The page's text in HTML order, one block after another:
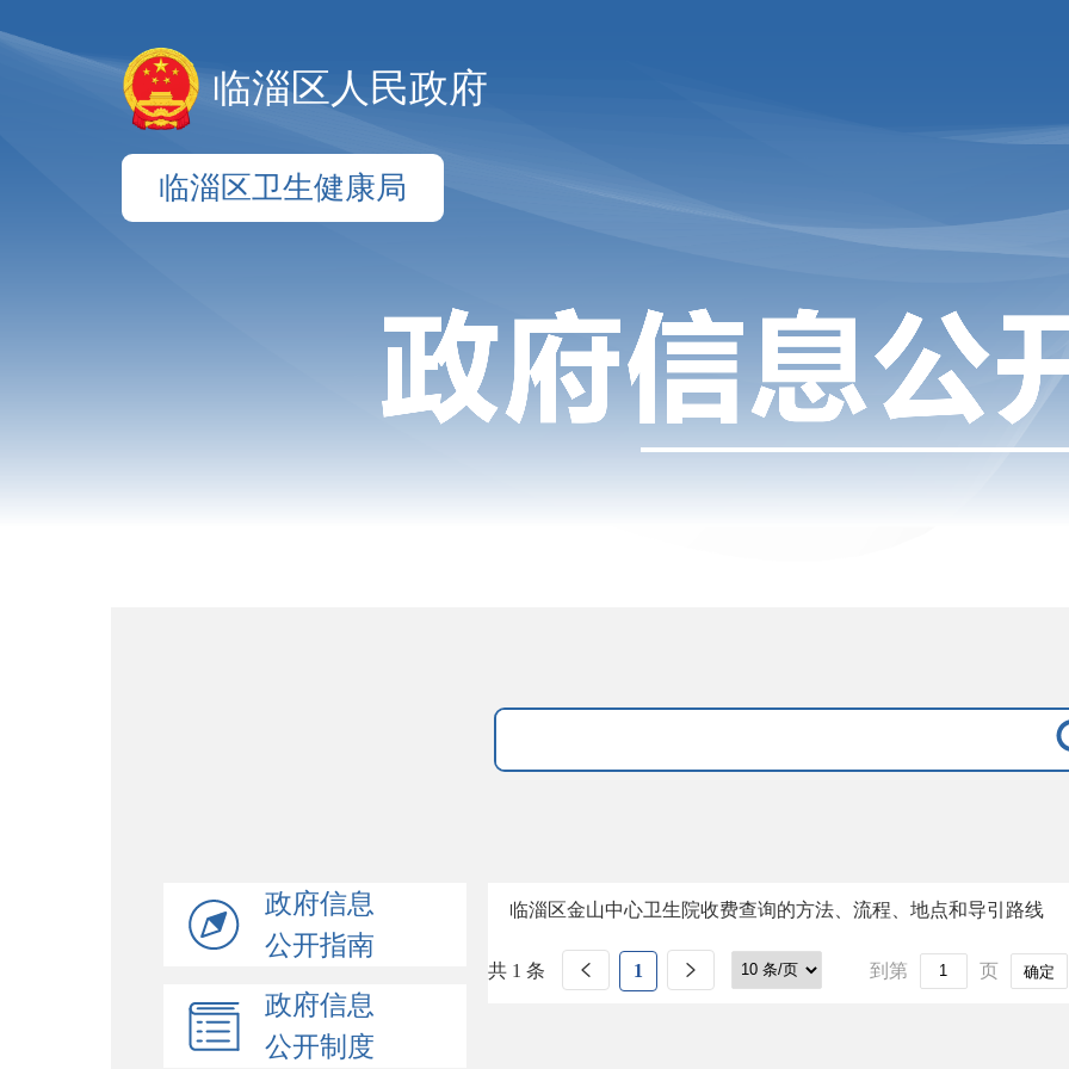
临淄区人民政府
临淄区卫生健康局
政府信息
公开指南
政府信息
公开制度
临淄区金山中心卫生院收费查询的方法、流程、地点和导引路线
共 1 条 1 到第 页 确定